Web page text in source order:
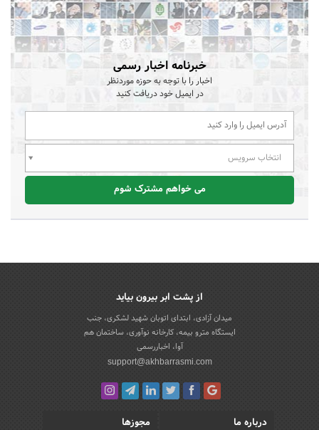
خبرنامه اخبار رسمی
اخبار را با توجه به حوزه موردنظر
در ایمیل خود دریافت کنید
انتخاب سرویس
می خواهم مشترک شوم
از پشت ابر بیرون بیاید
میدان آزادی، ابتدای اتوبان شهید لشکری، جنب
ایستگاه مترو بیمه، کارخانه نوآوری، ساختمان هم
آوا، اخباررسمی
support@akhbarrasmi.com
درباره ما
مجوزها